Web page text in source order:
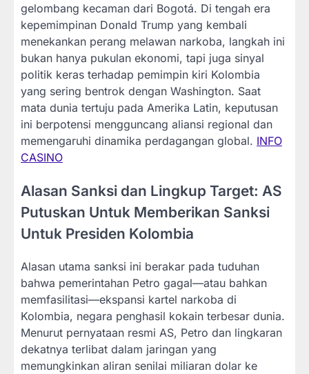
gelombang kecaman dari Bogotá. Di tengah era
kepemimpinan Donald Trump yang kembali
menekankan perang melawan narkoba, langkah ini
bukan hanya pukulan ekonomi, tapi juga sinyal
politik keras terhadap pemimpin kiri Kolombia
yang sering bentrok dengan Washington. Saat
mata dunia tertuju pada Amerika Latin, keputusan
ini berpotensi mengguncang aliansi regional dan
memengaruhi dinamika perdagangan global. INFO
CASINO
Alasan Sanksi dan Lingkup Target: AS
Putuskan Untuk Memberikan Sanksi
Untuk Presiden Kolombia
Alasan utama sanksi ini berakar pada tuduhan
bahwa pemerintahan Petro gagal—atau bahkan
memfasilitasi—ekspansi kartel narkoba di
Kolombia, negara penghasil kokain terbesar dunia.
Menurut pernyataan resmi AS, Petro dan lingkaran
dekatnya terlibat dalam jaringan yang
memungkinkan aliran senilai miliaran dolar ke